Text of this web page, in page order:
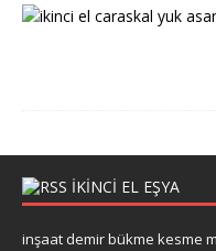
IKINCI EL EŞYA
inşaat demir bükme kesme